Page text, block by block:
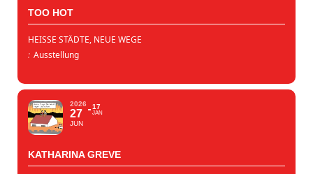
TOO HOT
HEISSE STÄDTE, NEUE WEGE
: Ausstellung
2026
27
JUN
17
JAN
KATHARINA GREVE